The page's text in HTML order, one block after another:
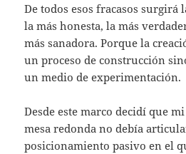
De todos esos fracasos surgirá
la más honesta, la más
más sanadora. Porque la
un proceso de construcción
un medio de experimentación.
Desde este marco decidí que
mesa redonda no debía
posicionamiento pasivo en el